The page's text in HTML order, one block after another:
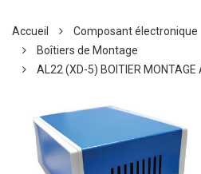
Accueil Composant électronique
Boîtiers de Montage
AL22 (XD-5) BOITIER